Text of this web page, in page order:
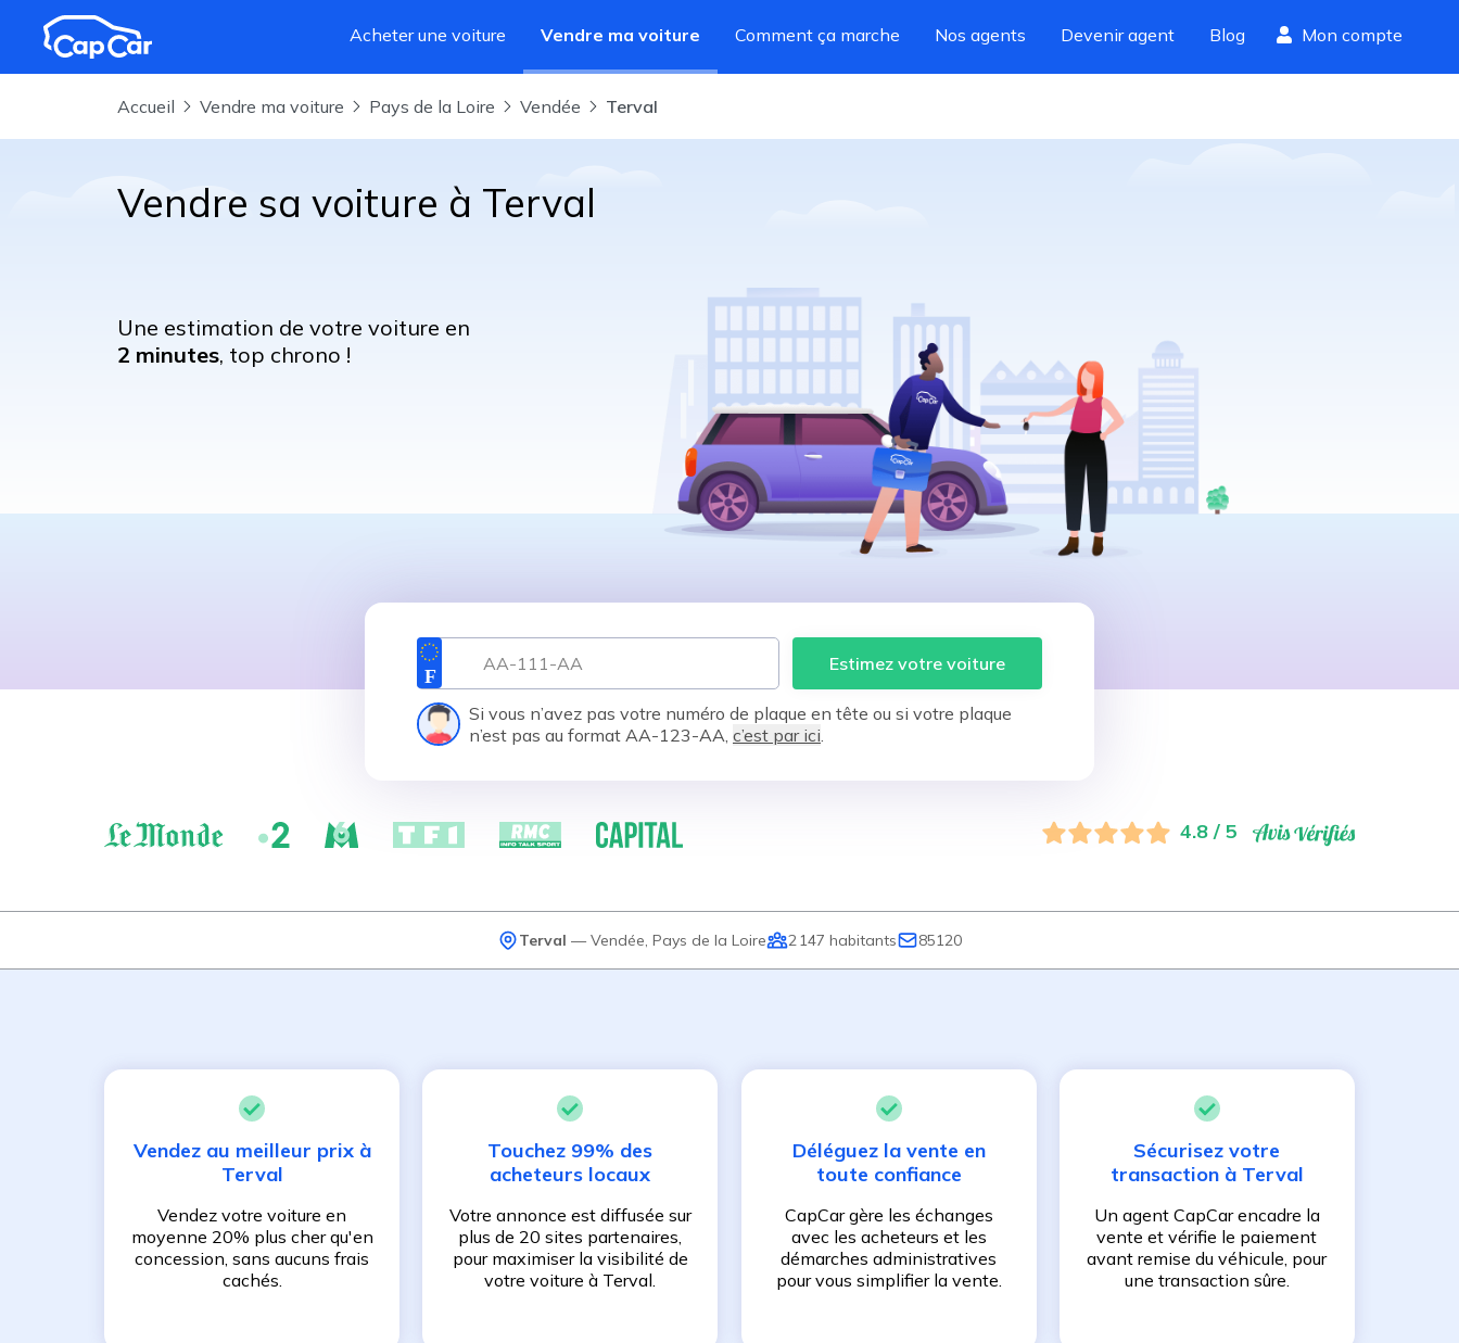
Aller au contenu principal
Acheter une voiture
Vendre ma voiture Comment ça marche Nos agents Devenir agent Blog Mon compte
Accueil Vendre ma voiture Pays de la Loire Vendée Terval
Vendre sa voiture à Terval
Une estimation de votre voiture en
2 minutes, top chrono !
Estimez votre voiture
Si vous n’avez pas votre numéro de plaque en tête ou si votre plaque
n’est pas au format AA-123-AA, c’est par ici.
4.8 / 5
Terval — Vendée Pays de la Loire 2 147 habitants 85120
Vendez au meilleur prix à
Terval
Vendez votre voiture en
moyenne 20% plus cher qu'en
concession, sans aucuns frais
cachés.
Touchez 99% des
acheteurs locaux
Votre annonce est diffusée sur
plus de 20 sites partenaires,
pour maximiser la visibilité de
votre voiture à Terval.
Déléguez la vente en
toute confiance
CapCar gère les échanges
avec les acheteurs et les
démarches administratives
pour vous simplifier la vente.
Sécurisez votre
transaction à Terval
Un agent CapCar encadre la
vente et vérifie le paiement
avant remise du véhicule, pour
une transaction sûre.